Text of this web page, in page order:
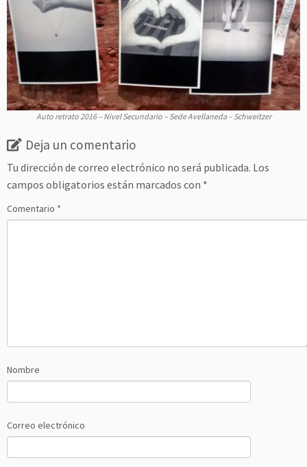
Auto retrato 2016 – Nivel Secundario – Sede Avellaneda – Schweitzer
Deja un comentario
Tu dirección de correo electrónico no será publicada. Los
campos obligatorios están marcados con *
Comentario *
Nombre
Correo electrónico